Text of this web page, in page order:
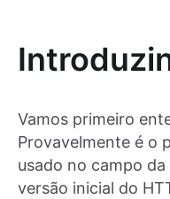
Vamos primeiro
Provavelmente é o
usado no campo
versão inicial do